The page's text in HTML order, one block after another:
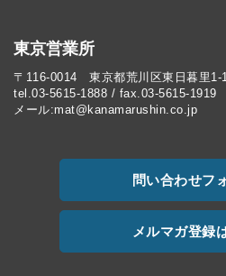
東京営業所
〒116-0014 東京都荒川区東日暮里1-
tel.03-5615-1888 / fax.03-5615-1919
メール:mat@kanamarushin.co.jp
問い合わせフ
メルマガ登録